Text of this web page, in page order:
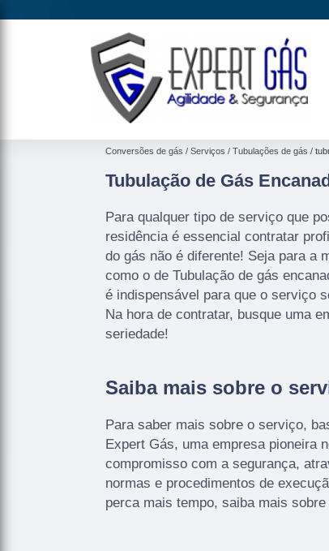
Conversões de gás Serviços Tubulações de gás
Tubulação de Gás
Para qualquer tipo de serviço que
residência é essencial contratar
do gás não é diferente! Seja para a
como o de Tubulação de gás
é indispensável para que o serviço
Na hora de contratar, busque uma
seriedade!
Saiba mais sobre o
Para saber mais sobre o serviço,
Expert Gás, uma empresa pioneira
compromisso com a segurança,
normas e procedimentos de
perca mais tempo, saiba mais